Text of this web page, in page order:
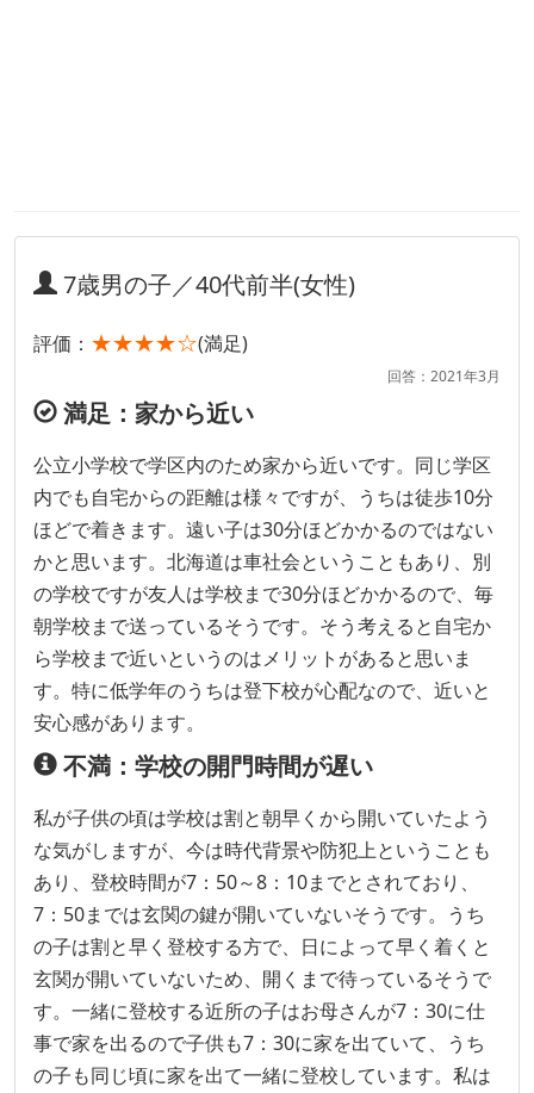
7歳男の子／40代前半(女性)
評価： ★★★★☆(満足)
回答：2021年3月
満足：家から近い
公立小学校で学区内のため家から近いです。同じ学区
内でも自宅からの距離は様々ですが、うちは徒歩10分
ほどで着きます。遠い子は30分ほどかかるのではない
かと思います。北海道は車社会ということもあり、別
の学校ですが友人は学校まで30分ほどかかるので、毎
朝学校まで送っているそうです。そう考えると自宅か
ら学校まで近いというのはメリットがあると思いま
す。特に低学年のうちは登下校が心配なので、近いと
安心感があります。
不満：学校の開門時間が遅い
私が子供の頃は学校は割と朝早くから開いていたよう
な気がしますが、今は時代背景や防犯上ということも
あり、登校時間が7：50～8：10までとされており、
7：50までは玄関の鍵が開いていないそうです。うち
の子は割と早く登校する方で、日によって早く着くと
玄関が開いていないため、開くまで待っているそうで
す。一緒に登校する近所の子はお母さんが7：30に仕
事で家を出るので子供も7：30に家を出ていて、うち
の子も同じ頃に家を出て一緒に登校しています。私は